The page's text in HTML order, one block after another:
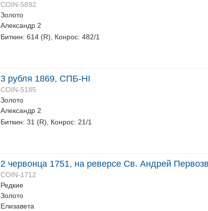
COIN-5892
Золото
Александр 2
Биткин: 614 (R), Конрос: 482/1
3 рубля 1869, СПБ-НІ
COIN-5185
Золото
Александр 2
Биткин: 31 (R), Конрос: 21/1
2 червонца 1751, на реверсе Св. Андрей
COIN-1712
Редкие
Золото
Елизавета